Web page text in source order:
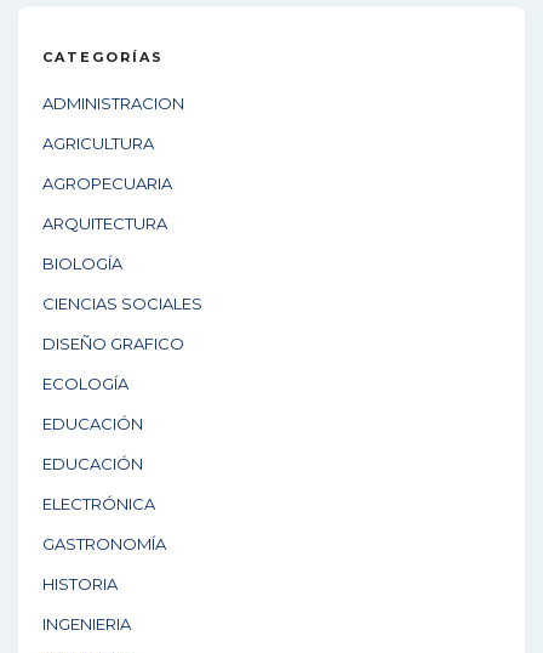
CATEGORÍAS
ADMINISTRACION
AGRICULTURA
AGROPECUARIA
ARQUITECTURA
BIOLOGÍA
CIENCIAS SOCIALES
DISEÑO GRAFICO
ECOLOGÍA
EDUCACIÓN
EDUCACIÓN
ELECTRÓNICA
GASTRONOMÍA
HISTORIA
INGENIERIA